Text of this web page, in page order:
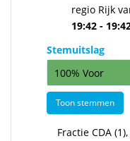
regio Rijk
19:42 -
Stemuitslag
100% Voor
Toon stemmen
Fractie CDA